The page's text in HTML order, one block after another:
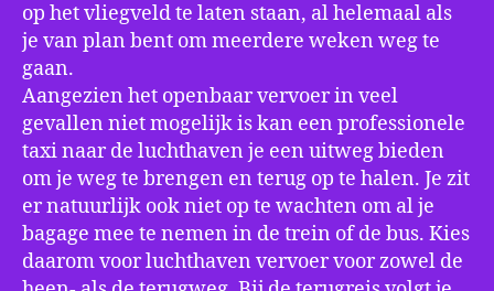
op het vliegveld te laten staan, al helemaal als
je van plan bent om meerdere weken weg te
gaan.
Aangezien het openbaar vervoer in veel
gevallen niet mogelijk is kan een professionele
taxi naar de luchthaven je een uitweg bieden
om je weg te brengen en terug op te halen. Je zit
er natuurlijk ook niet op te wachten om al je
bagage mee te nemen in de trein of de bus. Kies
daarom voor luchthaven vervoer voor zowel de